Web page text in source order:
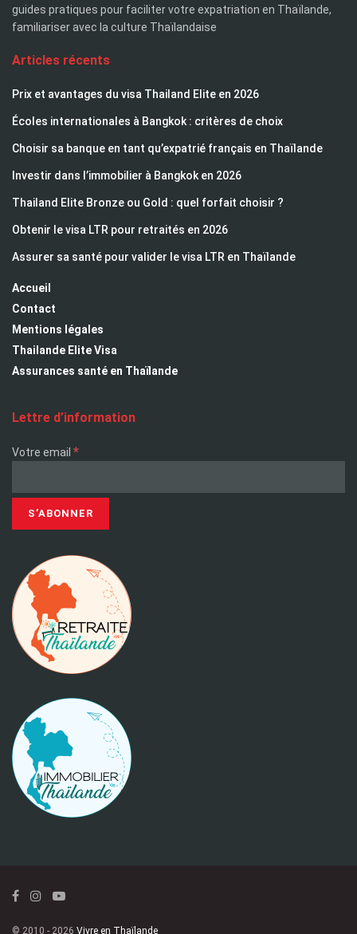
guides pratiques pour faciliter votre expatriation en Thaïlande,
familiariser avec la culture Thaïlandaise
Articles récents
Prix et avantages du visa Thailand Elite en 2026
Écoles internationales à Bangkok : critères de choix
Choisir sa banque en tant qu’expatrié français en Thaïlande
Investir dans l’immobilier à Bangkok en 2026
Thailand Elite Bronze ou Gold : quel forfait choisir ?
Obtenir le visa LTR pour retraités en 2026
Assurer sa santé pour valider le visa LTR en Thaïlande
Accueil
Contact
Mentions légales
Thailande Elite Visa
Assurances santé en Thaïlande
Lettre d’information
Votre email *
© 2010 - 2026 Vivre en Thaïlande